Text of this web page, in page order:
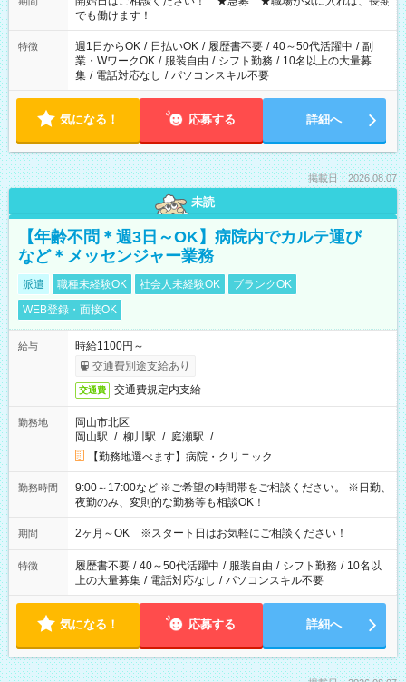
象となります ※労働者派遣法（日雇い派遣の原則禁止）によ
り、短時間・短期間の就業はご案内が難しい場合があります
でも働けます！
特徴 週1日からOK / 日払いOK / 履歴書不要 / 40～50代活躍中 / 副
業・WワークOK / 服装自由 / シフト勤務 / 10名以上の大量募
集 / 電話対応なし / パソコンスキル不要
気になる！ 応募する 詳細へ
掲載日：2026.08.07
未読
【年齢不問＊週3日～OK】病院内でカルテ運び
など＊メッセンジャー業務
派遣 職種未経験OK 社会人未経験OK
ブランクOK
WEB登録・面接OK
給与
時給1100円～
交通費別途支給あり
交通費 交通費規定内支給
勤務地
岡山市北区
岡山駅 / 柳川駅 / 庭瀬駅 / …
【勤務地選べます】病院・クリニック
勤務時間
9:00～17:00など ※ご希望の時間帯をご相談ください。 ※日勤、
夜勤のみ、変則的な勤務等も相談OK！
期間 2ヶ月～OK ※スタート日はお気軽にご相談ください！
特徴 履歴書不要 / 40～50代活躍中 / 服装自由 / シフト勤務 / 10名以
上の大量募集 / 電話対応なし / パソコンスキル不要
気になる！ 応募する 詳細へ